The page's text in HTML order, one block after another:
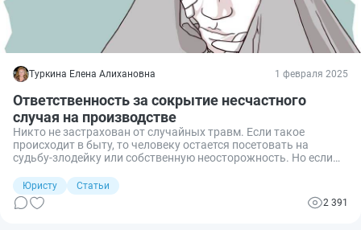
Туркина Елена Алихановна 1 февраля 2025
Ответственность за сокрытие несчастного
случая на производстве
Никто не застрахован от случайных травм. Если такое
происходит в быту, то человеку остается посетовать на
судьбу-злодейку или собственную неосторожность. Но если
— полученная травма уже представляет собой несчастный
случай на производстве. Зачастую работодатель уклоняется
от возложенной на него законом обязанности расследовать
Юристу
Статьи
2 391